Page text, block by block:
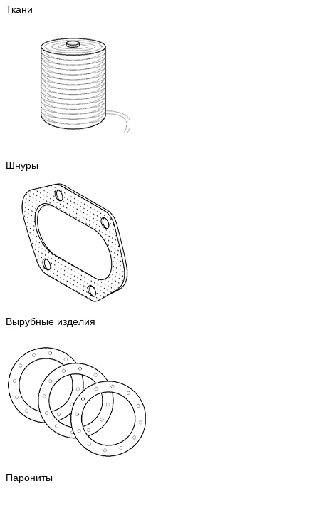
Ткани
Шнуры
Вырубные изделия
Парониты